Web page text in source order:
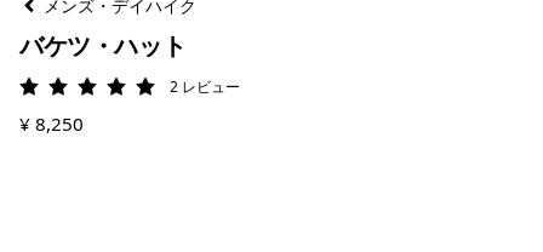
メンズ・デイハイク
バケツ・ハット
評価: 5 / 5 2 レビュー
¥ 8,250